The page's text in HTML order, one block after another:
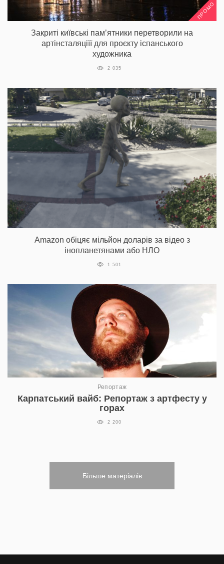
ПРОМО
Закриті київські пам’ятники перетворили на
артінсталяціїї для проєкту іспанського
художника
2 035
Amazon обіцяє мільйон доларів за відео з
інопланетянами або НЛО
1 501
Репортаж
Карпатський вайб: Репортаж з артфесту у
горах
2 200
Більше матеріалів